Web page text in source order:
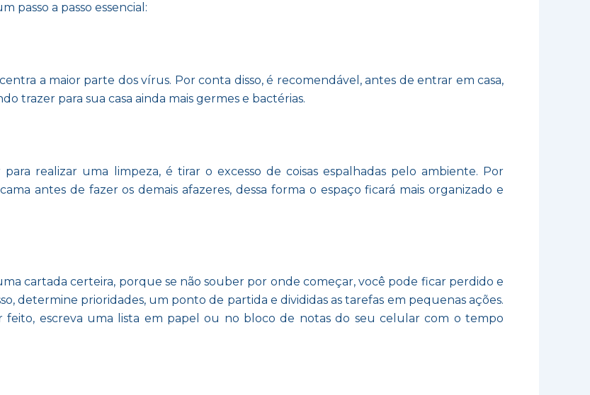
passo a passo essencial:
a maior parte dos vírus. Por conta disso, é recomendável, antes de entrar em casa,
trazer para sua casa ainda mais germes e bactérias.
realizar uma limpeza, é tirar o excesso de coisas espalhadas pelo ambiente. Por
antes de fazer os demais afazeres, dessa forma o espaço ficará mais organizado e
cartada certeira, porque se não souber por onde começar, você pode ficar perdido e
determine prioridades, um ponto de partida e divididas as tarefas em pequenas ações.
feito, escreva uma lista em papel ou no bloco de notas do seu celular com o tempo